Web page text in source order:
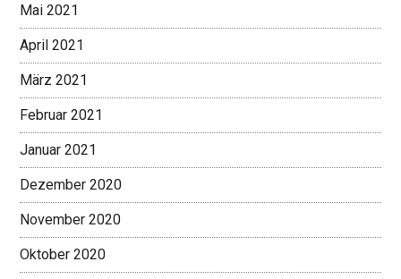
Mai 2021
April 2021
März 2021
Februar 2021
Januar 2021
Dezember 2020
November 2020
Oktober 2020